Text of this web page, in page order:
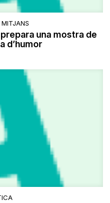
una mostra de
d’humor